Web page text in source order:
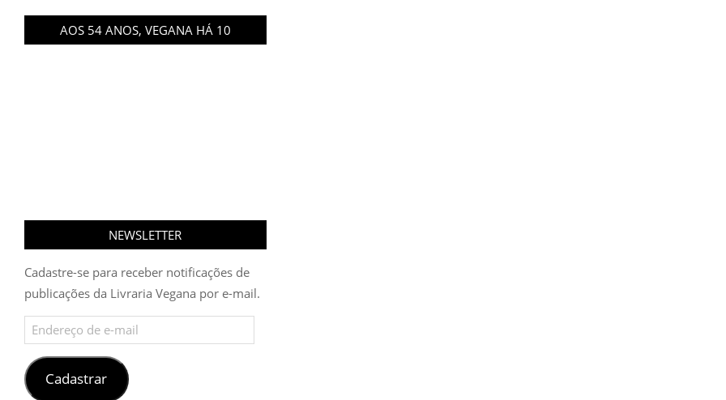
AOS 54 ANOS, VEGANA HÁ 10
NEWSLETTER
Cadastre-se para receber notificações de
publicações da Livraria Vegana por e-mail.
Endereço
de
e-
mailCadastrar